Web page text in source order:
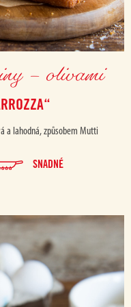
– olivami
a lahodná, způsobem Mutti
SNADNÉ